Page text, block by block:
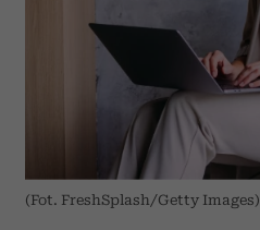
(Fot. FreshSplash/Getty Images)